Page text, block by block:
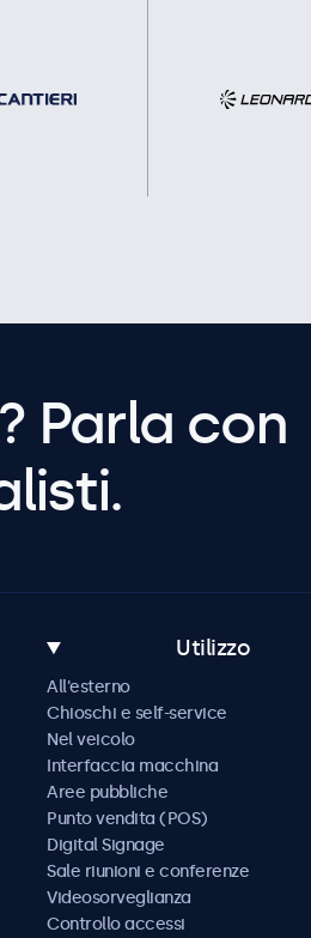
Parla con
Utilizzo
All'esterno
Chioschi e self-service
Nel veicolo
Interfaccia macchina
Aree pubbliche
Punto vendita (POS)
Digital Signage
Sale riunioni e conferenze
Videosorveglianza
Controllo accessi